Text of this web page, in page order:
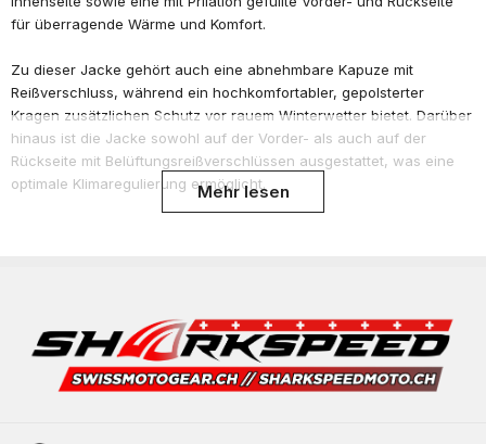
für überragende Wärme und Komfort.
Zu dieser Jacke gehört auch eine abnehmbare Kapuze mit
Reißverschluss, während ein hochkomfortabler, gepolsterter
Kragen zusätzlichen Schutz vor rauem Winterwetter bietet. Darüber
hinaus ist die Jacke sowohl auf der Vorder- als auch auf der
Rückseite mit Belüftungsreißverschlüssen ausgestattet, was eine
optimale Klimaregulierung ermöglicht.
(EN1621-1: 2012) entsprechen.
Zusammenfassend lässt sich sagen, dass diese urbane
Herrenjacke ein außergewöhnliches Design und eine
Mehr lesen